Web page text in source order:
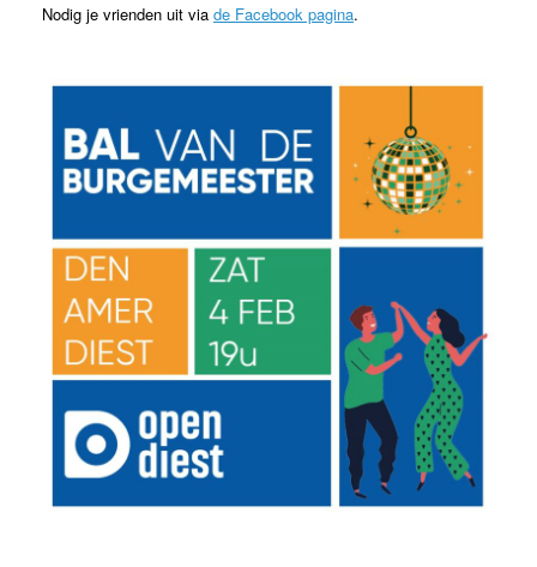
Nodig je vrienden uit via de Facebook pagina.